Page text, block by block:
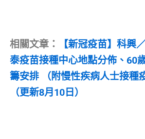
相關文章：
【新冠疫苗】科興
泰疫苗接種中心地點分佈、60
籌安排 （附慢性疾病人士接種
（更新8月10日）